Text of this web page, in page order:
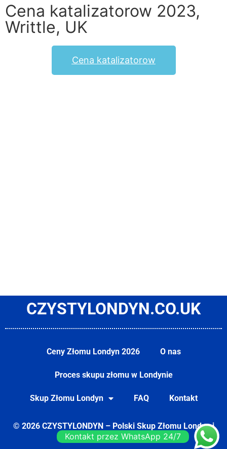
Cena katalizatorow 2023,
Writtle, UK
Cena katalizatorow
CZYSTYLONDYN.CO.UK
Ceny Złomu Londyn 2026 O nas
Proces skupu złomu w Londynie
Skup Złomu Londyn FAQ Kontakt
© 2026 CZYSTYLONDYN – Polski Skup Złomu Londyn i
Surrey |
Kontakt przez WhatsApp 24/7